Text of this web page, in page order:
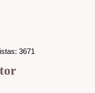
3671